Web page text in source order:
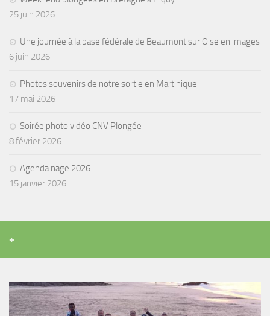
25 juin 2026
Une journée à la base fédérale de Beaumont sur Oise en images
6 juin 2026
Photos souvenirs de notre sortie en Martinique
17 mai 2026
Soirée photo vidéo CNV Plongée
8 février 2026
Agenda nage 2026
15 janvier 2026
+